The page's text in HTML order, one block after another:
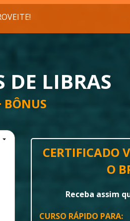
DE LIBRAS
BÔNUS
CERTIFICADO
O
Receba assim
CURSO RÁPIDO PARA: